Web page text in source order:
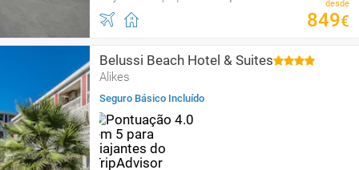
desde
849€
Belussi Beach Hotel & Suites
Alikes
Seguro Básico Incluído